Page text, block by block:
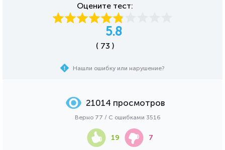
Оцените тест:
5.8
( 73 )
Нашли ошибку или нарушение?
21014 просмотров
Верно 77 / С ошибками 3516
19 7